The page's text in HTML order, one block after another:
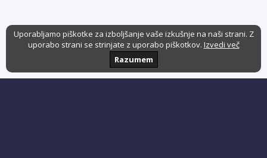
Uporabljamo piškotke za izboljšanje vaše izkušnje na naši strani. Z
uporabo strani se strinjate z uporabo piškotkov. Izvedi več
Razumem